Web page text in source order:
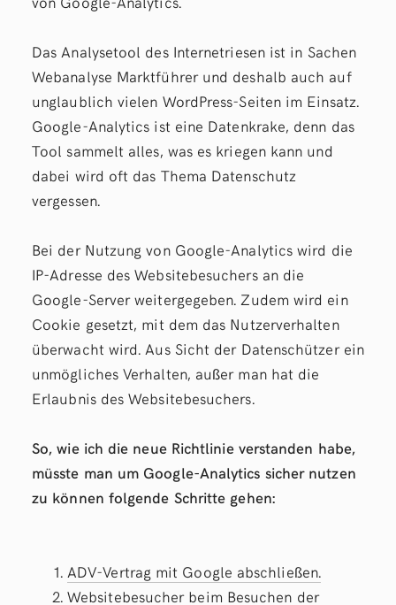
Das Analysetool des Internetriesen ist in Sachen
Webanalyse Marktführer und deshalb auch auf
unglaublich vielen WordPress-Seiten im Einsatz.
Google-Analytics ist eine Datenkrake, denn das
Tool sammelt alles, was es kriegen kann und
dabei wird oft das Thema Datenschutz
vergessen.
Bei der Nutzung von Google-Analytics wird die
IP-Adresse des Websitebesuchers an die
Google-Server weitergegeben. Zudem wird ein
Cookie gesetzt, mit dem das Nutzerverhalten
überwacht wird. Aus Sicht der Datenschützer ein
unmögliches Verhalten, außer man hat die
Erlaubnis des Websitebesuchers.
So, wie ich die neue Richtlinie verstanden habe,
müsste man um Google-Analytics sicher nutzen
zu können folgende Schritte gehen:
ADV-Vertrag mit Google abschließen.
Websitebesucher beim Besuchen der